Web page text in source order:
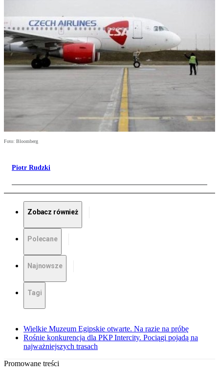
Foto: Bloomberg
Piotr Rudzki
Zobacz również
Polecane
Najnowsze
Tagi
Wielkie Muzeum Egipskie otwarte. Na razie na próbę
Rośnie konkurencja dla PKP Intercity. Pociągi pojadą na
najważniejszych trasach
Promowane treści